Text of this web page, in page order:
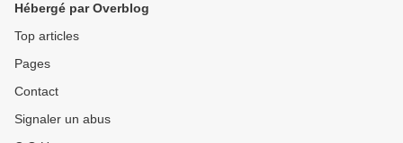
Hébergé par Overblog
Top articles
Pages
Contact
Signaler un abus